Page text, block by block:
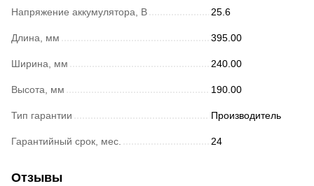
Напряжение аккумулятора, В 25.6
Длина, мм 395.00
Ширина, мм 240.00
Высота, мм 190.00
Тип гарантии Производитель
Гарантийный срок, мес. 24
Отзывы